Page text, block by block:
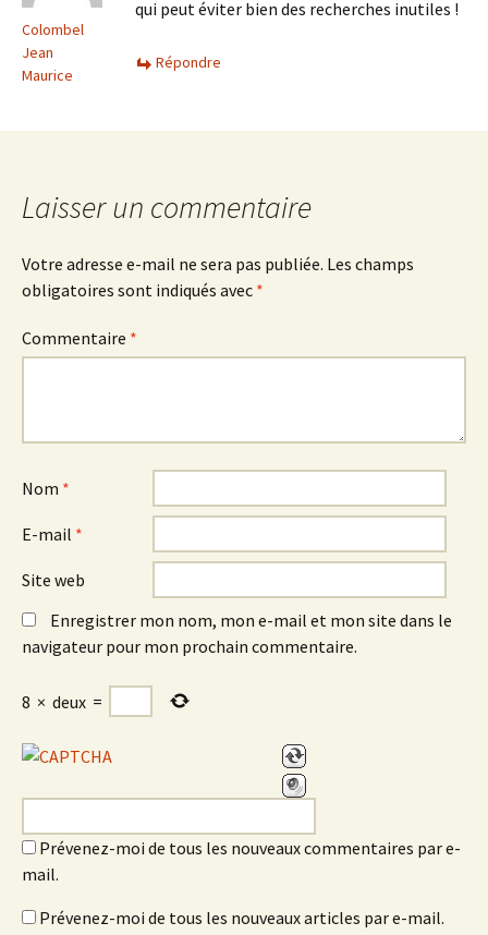
Colombel
Jean
Maurice
qui peut éviter bien des recherches inutiles !
Répondre
Laisser un commentaire
Votre adresse e-mail ne sera pas publiée. Les champs
obligatoires sont indiqués avec *
Commentaire *
Nom *
E-mail *
Site web
Enregistrer mon nom, mon e-mail et mon site dans le
navigateur pour mon prochain commentaire.
8 × deux =
Prévenez-moi de tous les nouveaux commentaires par e-
mail.
Prévenez-moi de tous les nouveaux articles par e-mail.